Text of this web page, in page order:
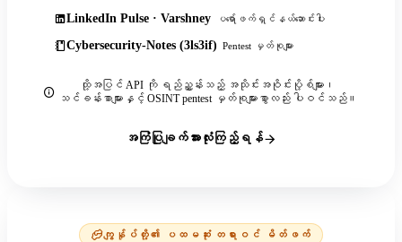
LinkedIn Pulse · Varshney ပရော်ဖက်ရှင်နယ်ဆောင်းပါး
Cybersecurity-Notes (3ls3if) Pentest မှတ်စုများ
ထို့အပြင် API ကို ရည်ညွှန်းသည့် အသိုင်းအဝိုင်းပို့စ်များ၊
သင်ခန်းစာများနှင့် OSINT pentest မှတ်စုများစွာလည်း ပါဝင်သည်။
အကြံပြုချက်အားလုံးကြည့်ရန်
ကျွန်ုပ်တို့၏ ပထမဆုံး တရားဝင် မိတ်ဖက်